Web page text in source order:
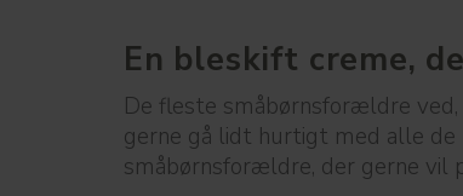
En bleskift creme,
De fleste småbørnsforældre
gerne gå lidt hurtigt med alle de
småbørnsforældre, der gerne vil